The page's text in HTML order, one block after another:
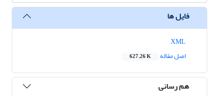
فایل ها
اصل مقاله
627.26 K
هم رسانی